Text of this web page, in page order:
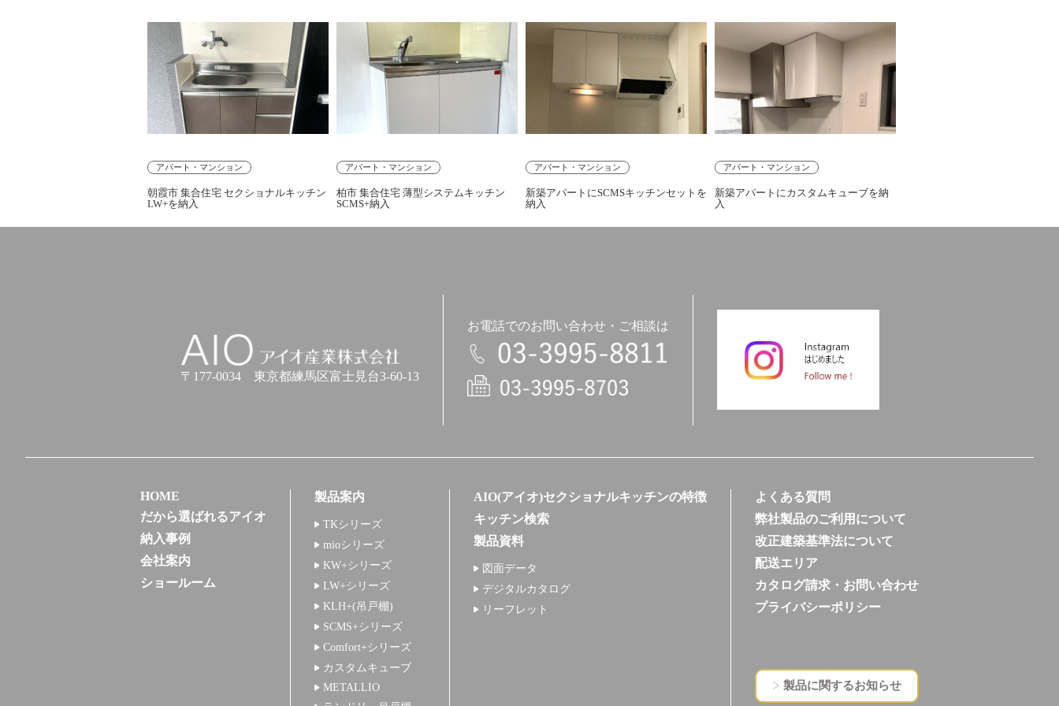
朝霞市 集合住宅 セクショナルキッチン
LW+を納入
アパート・マンション
柏市 集合住宅 薄型システムキッチン
SCMS+納入
アパート・マンション
新築アパートにSCMSキッチンセットを
納入
アパート・マンション
新築アパートにカスタムキューブを納
入
アパート・マンション
アイオ産業株式会社
〒177-0034 東京都練馬区富士見台3-60-13
お電話でのお問い合わせ・ご相談は
電話
HOME
だから選ばれるアイオ
納入事例
会社案内
ショールーム
製品案内
TKシリーズ
mioシリーズ
KW+シリーズ
LW+シリーズ
KLH+(吊戸棚)
SCMS+シリーズ
Comfort+シリーズ
カスタムキューブ
METALLIO
AIO(アイオ)セクショナルキッチンの特徴
キッチン検索
製品資料
図面データ
デジタルカタログ
リーフレット
よくある質問
弊社製品のご利用について
改正建築基準法について
配送エリア
カタログ請求・お問い合わせ
プライバシーポリシー
製品に関するお知らせ